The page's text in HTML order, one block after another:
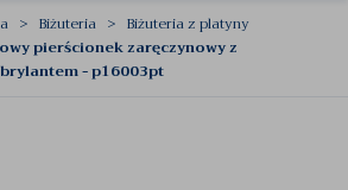
Biżuteria
Biżuteria z platyny
pierścionek zaręczynowy z
brylantem - p16003pt